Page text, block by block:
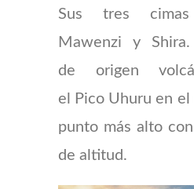
Sus tres
Mawenzi y
de origen
el Pico Uhuru en el
punto más alto
de altitud.